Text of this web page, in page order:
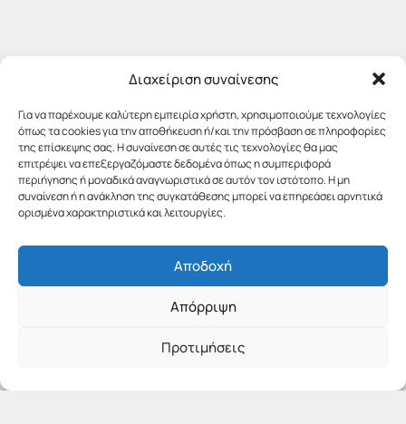
Διαχείριση συναίνεσης
Για να παρέχουμε καλύτερη εμπειρία χρήστη, χρησιμοποιούμε τεχνολογίες
όπως τα cookies για την αποθήκευση ή/και την πρόσβαση σε πληροφορίες
της επίσκεψης σας. Η συναίνεση σε αυτές τις τεχνολογίες θα μας
επιτρέψει να επεξεργαζόμαστε δεδομένα όπως η συμπεριφορά
περιήγησης ή μοναδικά αναγνωριστικά σε αυτόν τον ιστότοπο. Η μη
συναίνεση ή η ανάκληση της συγκατάθεσης μπορεί να επηρεάσει αρνητικά
ορισμένα χαρακτηριστικά και λειτουργίες.
Αποδοχή
Απόρριψη
Προτιμήσεις